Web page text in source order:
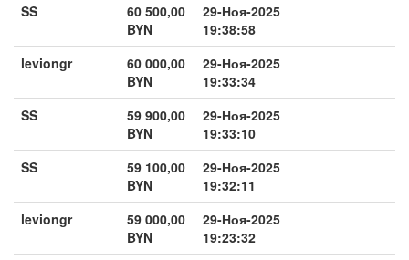
SS
60 500,00
BYN
29-Ноя-2025
19:38:58
leviongr
60 000,00
BYN
29-Ноя-2025
19:33:34
SS
59 900,00
BYN
29-Ноя-2025
19:33:10
SS
59 100,00
BYN
29-Ноя-2025
19:32:11
leviongr
59 000,00
BYN
29-Ноя-2025
19:23:32